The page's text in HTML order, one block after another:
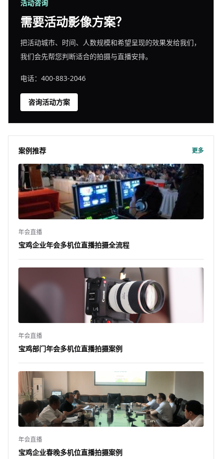
活动咨询
需要活动影像方案？
把活动城市、时间、人数规模和希望呈现的效果发给我们，
我们会先帮您判断适合的拍摄与直播安排。
电话：400-883-2046
咨询活动方案
案例推荐 更多
年会直播
宝鸡企业年会多机位直播拍摄全流程
年会直播
宝鸡部门年会多机位直播拍摄案例
年会直播
宝鸡企业春晚多机位直播拍摄案例